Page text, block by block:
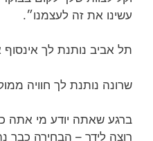
עשינו את זה לעצמנו״.
תל אביב נותנת לך אינסוף
שרונה נותנת לך חוויה
ברגע שאתה יודע מי אתה
רוצה לידך – הבחירה כבר